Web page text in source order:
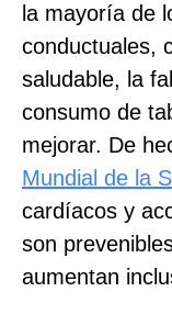
la mayoría de
conductuales,
saludable, la
consumo de
mejorar. De
Mundial de la
cardíacos y
son
aumentan